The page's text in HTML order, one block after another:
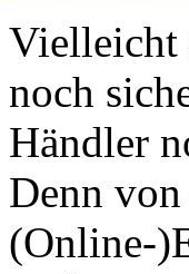
Vielleicht
noch
Händler
Denn von
(Online-